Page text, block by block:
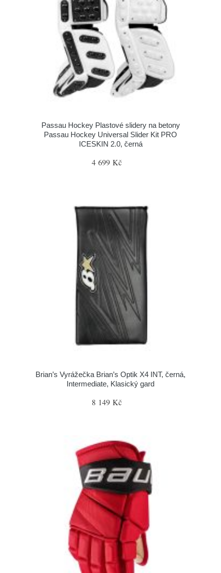
Passau Hockey Plastové slidery na betony
Passau Hockey Universal Slider Kit PRO
ICESKIN 2.0, černá
4 699 Kč
Brian’s Vyrážečka Brian’s Optik X4 INT, černá,
Intermediate, Klasický gard
8 149 Kč